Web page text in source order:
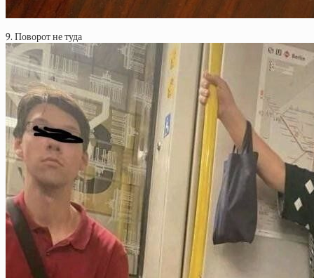
9. Поворот не туда